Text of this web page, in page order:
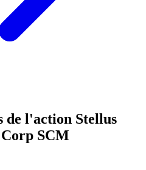
de l'action Stellus
SCM